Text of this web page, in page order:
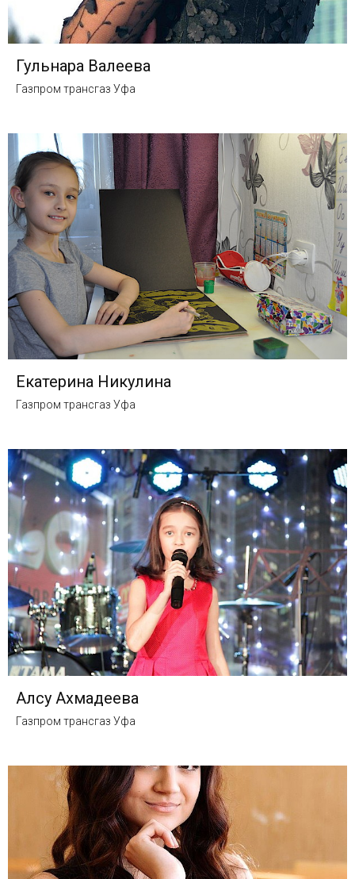
Гульнара Валеева
Газпром трансгаз Уфа
Екатерина Никулина
Газпром трансгаз Уфа
Алсу Ахмадеева
Газпром трансгаз Уфа